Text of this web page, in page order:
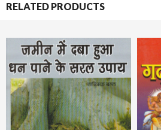
RELATED PRODUCTS